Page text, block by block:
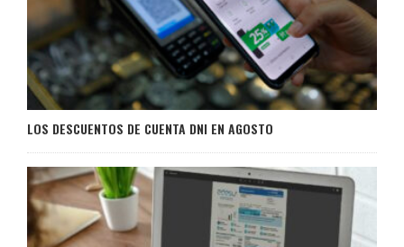
LOS DESCUENTOS DE CUENTA DNI EN AGOSTO